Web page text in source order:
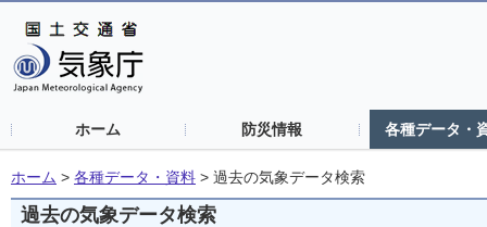
ホーム 防災情報 各種データ・
ホーム > 各種データ・資料 > 過去の気象データ検索
過去の気象データ検索